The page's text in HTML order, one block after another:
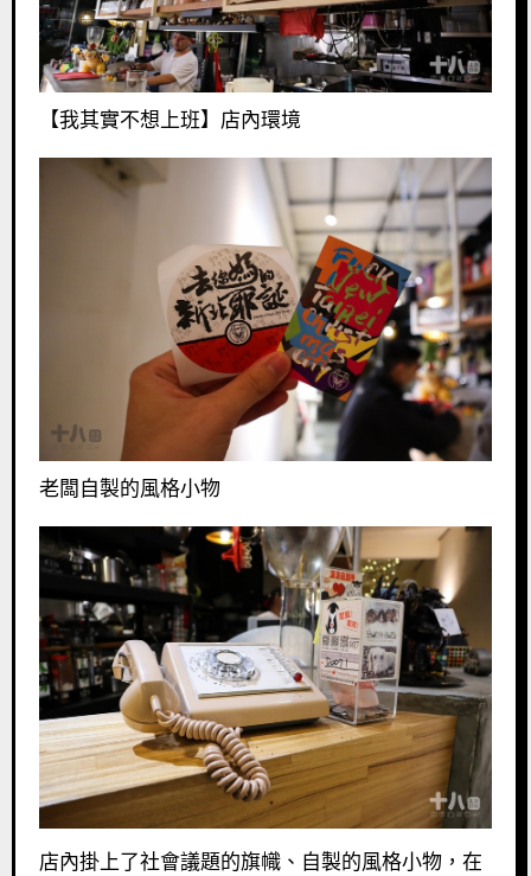
【我其實不想上班】店內環境
老闆自製的風格小物
店內掛上了社會議題的旗幟、自製的風格小物，在